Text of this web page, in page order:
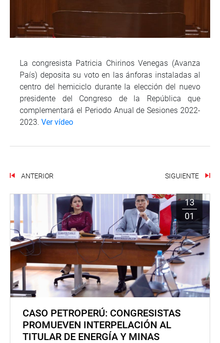
La congresista Patricia Chirinos Venegas (Avanza
País) deposita su voto en las ánforas instaladas al
centro del hemiciclo durante la elección del nuevo
presidente del Congreso de la República que
complementará el Periodo Anual de Sesiones 2022-
2023. Ver vídeo
ANTERIOR SIGUIENTE
13
01
CASO PETROPERÚ: CONGRESISTAS
PROMUEVEN INTERPELACIÓN AL
TITULAR DE ENERGÍA Y MINAS